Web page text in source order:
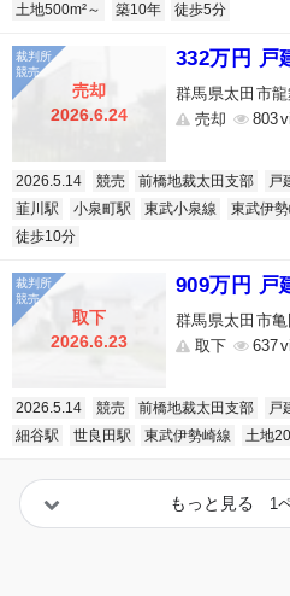
土地500m²～
築10年 徒歩5分
売却
2026.6.24
332万円 戸
群馬県太田市
売却
803
2026.5.14 競売 前橋地裁太田支部 戸
韮川駅
小泉町駅 東武小泉線 東武伊
徒歩10分
取下
2026.6.23
909万円 戸
群馬県太田市
取下
637
2026.5.14 競売 前橋地裁太田支部 戸
細谷駅
世良田駅 東武伊勢崎線 土地
もっと見る 1